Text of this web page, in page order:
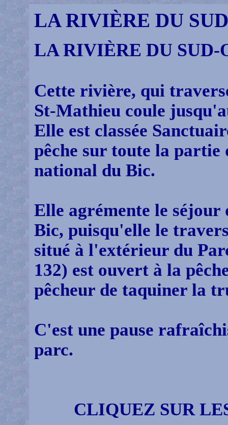
LA RIVIÈRE DU
LA RIVIÈRE DU SUD-
Cette rivière, qui
St-Mathieu coule
Elle est classée
pêche sur toute la partie
national du Bic.
Elle agrémente le
Bic, puisqu'elle le
situé à l'extérieur du
132) est ouvert à la
pêcheur de taquiner la
C'est une pause
parc.
CLIQUEZ SUR